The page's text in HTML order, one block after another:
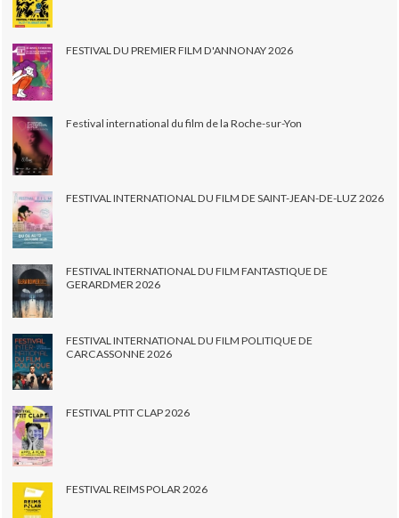
FESTIVAL DU PREMIER FILM D'ANNONAY 2026
Festival international du film de la Roche-sur-Yon
FESTIVAL INTERNATIONAL DU FILM DE SAINT-JEAN-DE-LUZ 2026
FESTIVAL INTERNATIONAL DU FILM FANTASTIQUE DE
GERARDMER 2026
FESTIVAL INTERNATIONAL DU FILM POLITIQUE DE
CARCASSONNE 2026
FESTIVAL PTIT CLAP 2026
FESTIVAL REIMS POLAR 2026